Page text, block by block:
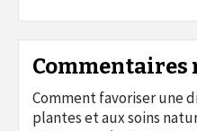
Commentaires
Comment favoriser une
plantes et aux soins